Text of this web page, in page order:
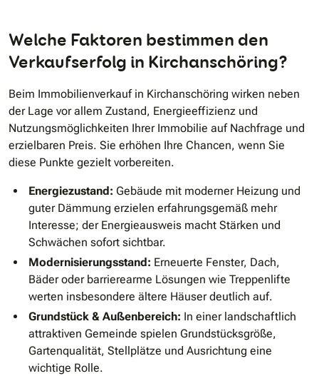
Welche Faktoren bestimmen den
Verkaufserfolg in Kirchanschöring?
Beim Immobilienverkauf in Kirchanschöring wirken neben
der Lage vor allem Zustand, Energieeffizienz und
Nutzungsmöglichkeiten Ihrer Immobilie auf Nachfrage und
erzielbaren Preis. Sie erhöhen Ihre Chancen, wenn Sie
diese Punkte gezielt vorbereiten.
Energiezustand: Gebäude mit moderner Heizung und
guter Dämmung erzielen erfahrungsgemäß mehr
Interesse; der Energieausweis macht Stärken und
Schwächen sofort sichtbar.
Modernisierungsstand: Erneuerte Fenster, Dach,
Bäder oder barrierearme Lösungen wie Treppenlifte
werten insbesondere ältere Häuser deutlich auf.
Grundstück & Außenbereich: In einer landschaftlich
attraktiven Gemeinde spielen Grundstücksgröße,
Gartenqualität, Stellplätze und Ausrichtung eine
wichtige Rolle.